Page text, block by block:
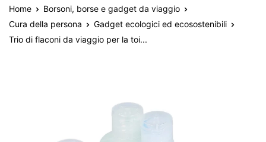
Home
Borsoni, borse e gadget da viaggio
Cura della persona
Gadget ecologici ed ecosostenibili
Trio di flaconi da viaggio per la toi...